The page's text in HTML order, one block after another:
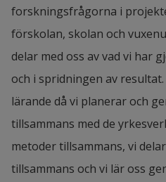
digitala skolan och bidra
analoga lärmiljöer för
forskningsfrågorna i
förskolan, skolan och
delar med oss av vad vi har
och i spridningen av
lärande då vi planerar och
tillsammans med de
metoder tillsammans, vi
tillsammans och vi lär oss